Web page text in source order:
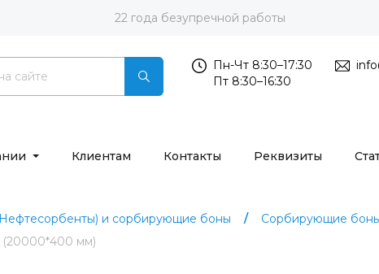
22 года безупречной работы
Пн-Чт 8:30–17:30
Пт 8:30–16:30
Клиентам Контакты Реквизиты
и сорбирующие боны
Сорбирующие
мм)